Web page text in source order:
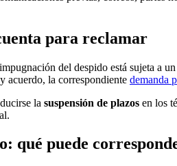
para reclamar
del despido está sujeta a
acuerdo, la correspondiente demanda
la suspensión de plazos en los
puede